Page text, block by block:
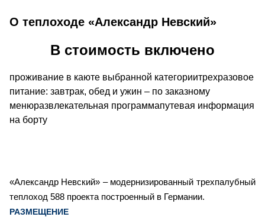
О теплоходе «Александр Невский»
«Александр Невский» – модернизированный трехпалубный
теплоход 588 проекта построенный в Германии.
РАЗМЕЩЕНИЕ
В стоимость включено
проживание в каюте выбранной категориитрехразовое
питание: завтрак, обед и ужин – по заказному
менюразвлекательная программапутевая информация
на борту